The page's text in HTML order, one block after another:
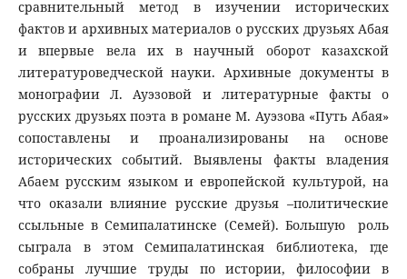
сравнительный метод в изучении исторических
фактов и архивных материалов о русских друзьях Абая
и впервые вела их в научный оборот казахской
литературоведческой науки. Архивные документы в
монографии Л. Ауэзовой и литературные факты о
русских друзьях поэта в романе М. Ауэзова «Путь Абая»
сопоставлены и проанализированы на основе
исторических событий. Выявлены факты владения
Абаем русским языком и европейской культурой, на
что оказали влияние русские друзья –политические
ссыльные в Семипалатинске (Семей). Большую роль
сыграла в этом Семипалатинская библиотека, где
собраны лучшие труды по истории, философии в